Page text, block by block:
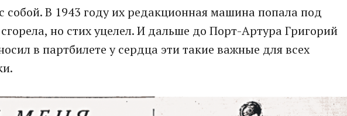
собой. В 1943 году их редакционная машина попала под
сгорела, но стих уцелел. И дальше до Порт-Артура Григорий
в партбилете у сердца эти такие важные для всех